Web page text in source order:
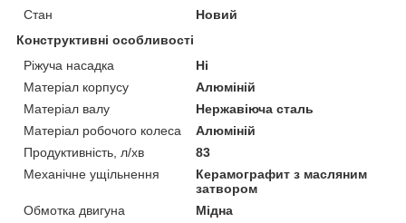
Стан
Новий
Конструктивні особливості
Ріжуча насадка
Ні
Матеріал корпусу
Алюміній
Матеріал валу
Нержавіюча сталь
Матеріал робочого колеса
Алюміній
Продуктивність, л/хв
83
Механічне ущільнення
Керамографит з масляним
затвором
Обмотка двигуна
Мідна